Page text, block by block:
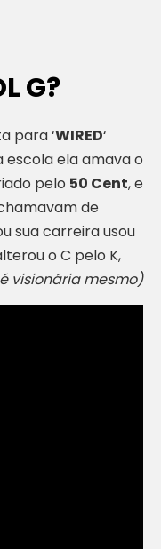
G?
para ‘WIRED‘
ela amava o
pelo 50 Cent, e
de
sua carreira usou
o C pelo K,
visionária mesmo)